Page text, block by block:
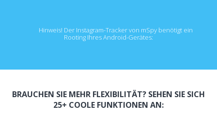
Hinweis! Der Instagram-Tracker von mSpy benötigt ein
Rooting Ihres Android-Gerätes:
BRAUCHEN SIE MEHR FLEXIBILITÄT? SEHEN SIE SICH
25+ COOLE FUNKTIONEN AN: